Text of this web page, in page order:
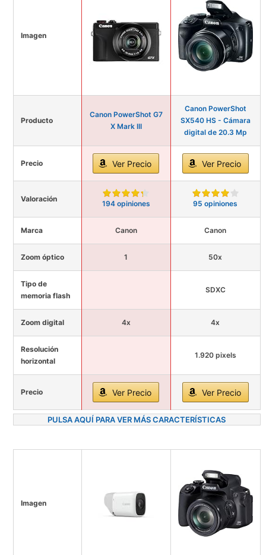
Imagen
Producto
Canon PowerShot G7
X Mark III
Canon PowerShot
SX540 HS - Cámara
digital de 20.3 Mp
Precio Ver Precio Ver Precio
Valoración
194 opiniones 95 opiniones
Marca Canon Canon
Zoom óptico 1 50x
Tipo de
memoria flash
SDXC
Zoom digital 4x 4x
Resolución
horizontal
1.920 pixels
Precio Ver Precio Ver Precio
PULSA AQUÍ PARA VER MÁS CARACTERÍSTICAS
Imagen